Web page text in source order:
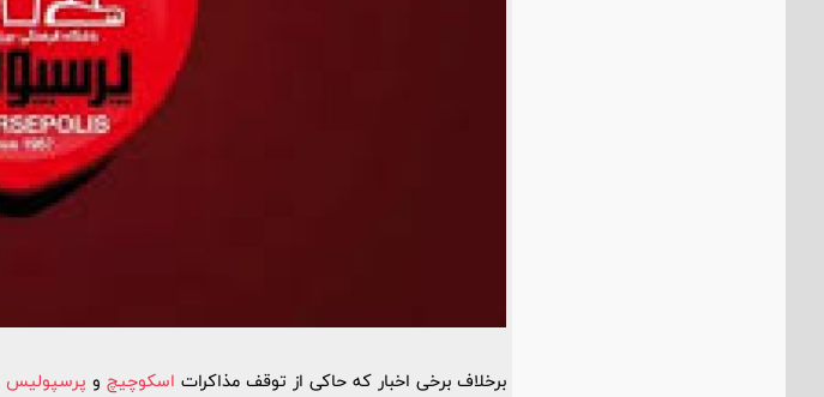
برخلاف برخی اخبار که حاکی از توقف مذاکرات اسکوچیچ و پرسپولیس